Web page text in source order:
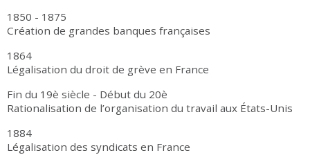
1850 - 1875
Création de grandes banques françaises
1864
Légalisation du droit de grève en France
Fin du 19è siècle - Début du 20è
Rationalisation de l’organisation du travail aux États-Unis
1884
Légalisation des syndicats en France